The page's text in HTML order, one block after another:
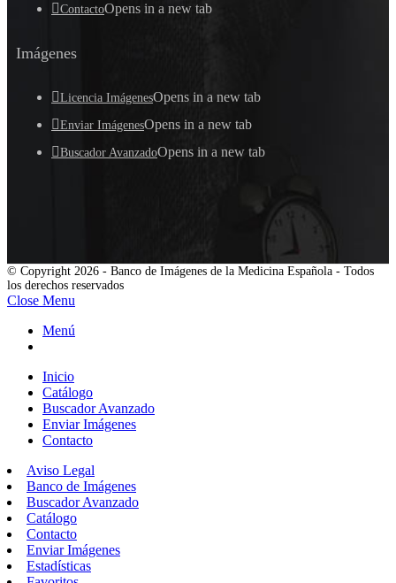
ContactoOpens in a new tab
Imágenes
Licencia ImágenesOpens in a new tab
Enviar ImágenesOpens in a new tab
Buscador AvanzadoOpens in a new tab
© Copyright 2026 - Banco de Imágenes de la Medicina Española - Todos
los derechos reservados
Close Menu
Menú
Inicio
Catálogo
Buscador Avanzado
Enviar Imágenes
Contacto
Aviso Legal
Banco de Imágenes
Buscador Avanzado
Catálogo
Contacto
Enviar Imágenes
Estadísticas